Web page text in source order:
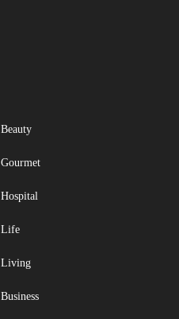
Beauty
Gourmet
Hospital
Life
Living
Business